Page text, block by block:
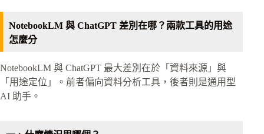
NotebookLM 與 ChatGPT 差別在哪？兩款工具的用途
怎麼分
NotebookLM 與 ChatGPT 最大差別在於「資料來源」與
「用途定位」。前者偏向資料分析工具，後者則是通用型
AI 助手。